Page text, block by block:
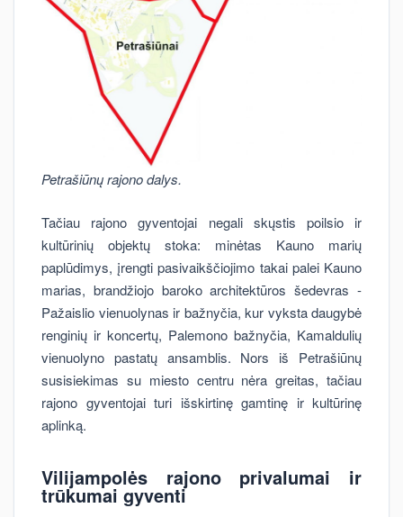
Petrašiūnų rajono dalys.
Tačiau rajono gyventojai negali skųstis poilsio ir
kultūrinių objektų stoka: minėtas Kauno marių
paplūdimys, įrengti pasivaikščiojimo takai palei Kauno
marias, brandžiojo baroko architektūros šedevras -
Pažaislio vienuolynas ir bažnyčia, kur vyksta daugybė
renginių ir koncertų, Palemono bažnyčia, Kamaldulių
vienuolyno pastatų ansamblis. Nors iš Petrašiūnų
susisiekimas su miesto centru nėra greitas, tačiau
rajono gyventojai turi išskirtinę gamtinę ir kultūrinę
aplinką.
Vilijampolės rajono privalumai ir
trūkumai gyventi